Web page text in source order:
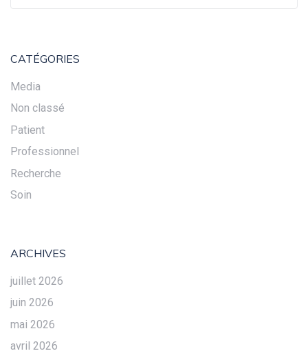
CATÉGORIES
Media
Non classé
Patient
Professionnel
Recherche
Soin
ARCHIVES
juillet 2026
juin 2026
mai 2026
avril 2026